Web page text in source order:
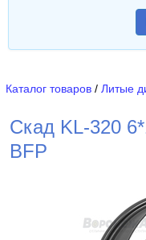
Каталог товаров / Литые
Скад KL-320
BFP